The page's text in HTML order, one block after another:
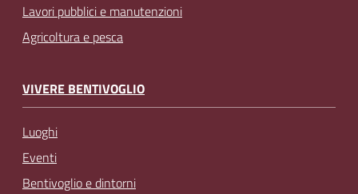
Lavori pubblici e manutenzioni
Agricoltura e pesca
VIVERE BENTIVOGLIO
Luoghi
Eventi
Bentivoglio e dintorni